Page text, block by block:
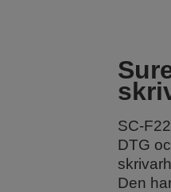
SC-
DTG
Den